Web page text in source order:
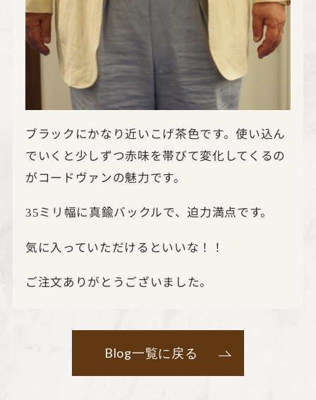
ブラックにかなり近いこげ茶色です。使い込ん
でいくと少しずつ赤味を帯びて変化してくるの
がコードヴァンの魅力です。
35ミリ幅に真鍮バックルで、迫力満点です。
気に入っていただけるといいな！！
ご注文ありがとうございました。
Blog一覧に戻る